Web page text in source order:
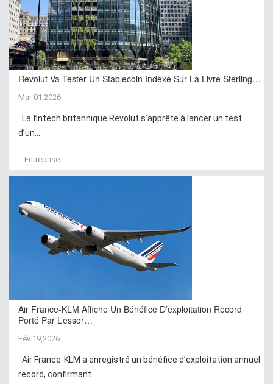
Revolut Va Tester Un Stablecoin Indexé Sur La Livre Sterling…
Mar 01,2026
La fintech britannique Revolut s’apprête à lancer un test
d’un...
Entreprise
Air France-KLM Affiche Un Bénéfice D’exploitation Record
Porté Par L’essor…
Fév 19,2026
Air France-KLM a enregistré un bénéfice d’exploitation annuel
record, confirmant...